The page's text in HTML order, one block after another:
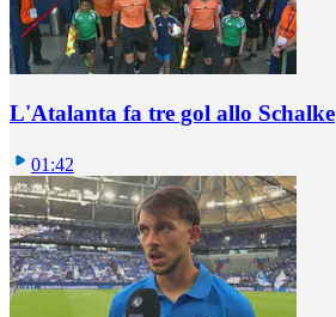
L'Atalanta fa tre gol allo Schalke
01:42